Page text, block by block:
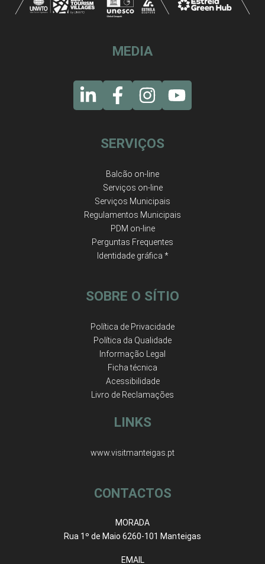
MEDIA
SERVIÇOS
Balcão on-line
Serviços on-line
Serviços Municipais
Regulamentos Municipais
PDM on-line
Perguntas Frequentes
Identidade gráfica *
SOBRE O SÍTIO
Política de Privacidade
Política da Qualidade
Informação Legal
Ficha técnica
Acessibilidade
Livro de Reclamações
LINKS
www.visitmanteigas.pt
CONTACTOS
MORADA
Rua 1º de Maio 6260-101 Manteigas
EMAIL